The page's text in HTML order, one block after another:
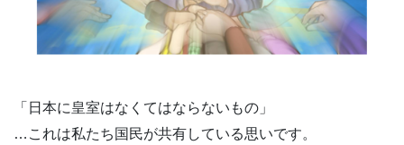
「日本に皇室はなくてはならないもの」
…これは私たち国民が共有している思いです。